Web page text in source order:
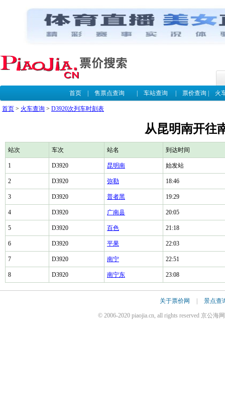
首页| 售票点查询 车站查询 票价查询 火
首页 > 火车查询 > D3920次列车时刻表
从昆明南开往
站次 车次 站名 到达时间
1 D3920 昆明南 始发站
2 D3920 弥勒 18:46
3 D3920 普者黑 19:29
4 D3920 广南县 20:05
5 D3920 百色 21:18
6 D3920 平果 22:03
7 D3920 南宁 22:51
8 D3920 南宁东 23:08
关于票价网 景点查
© 2006-2020 piaojia.cn, all rights reserved 京公海